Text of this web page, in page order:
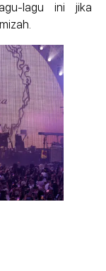
lagu ini jika